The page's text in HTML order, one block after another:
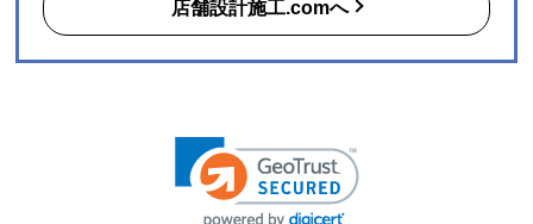
店舗設計施工.comへ